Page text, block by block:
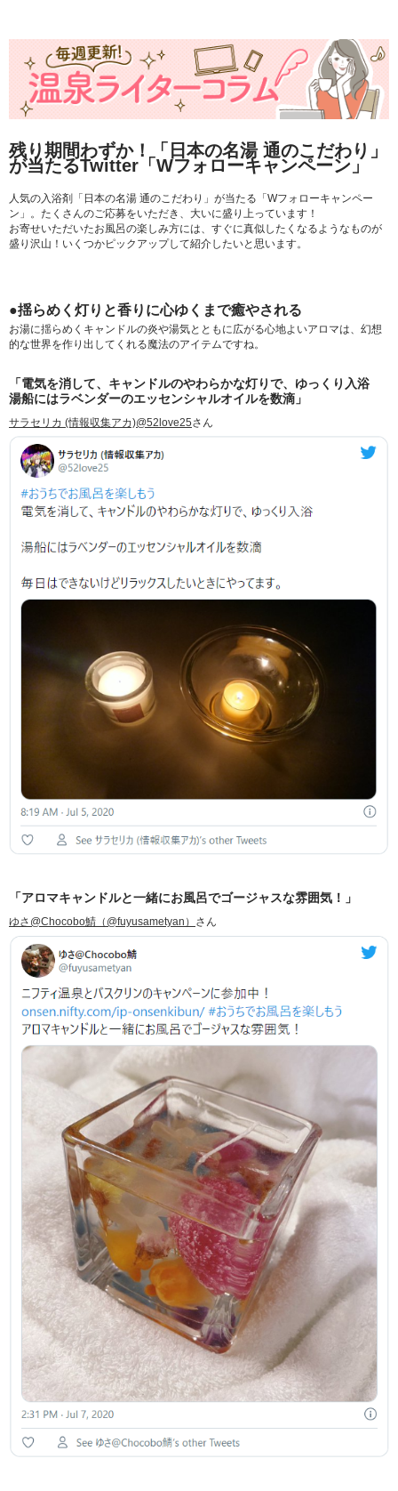
残り期間わずか！「日本の名湯 通のこだわり」
が当たるTwitter「Wフォローキャンペーン」
人気の入浴剤「日本の名湯 通のこだわり」が当たる「Wフォローキャンペー
ン」。たくさんのご応募をいただき、大いに盛り上っています！
お寄せいただいたお風呂の楽しみ方には、すぐに真似したくなるようなものが
盛り沢山！いくつかピックアップして紹介したいと思います。
●揺らめく灯りと香りに心ゆくまで癒やされる
お湯に揺らめくキャンドルの炎や湯気とともに広がる心地よいアロマは、幻想
的な世界を作り出してくれる魔法のアイテムですね。
「電気を消して、キャンドルのやわらかな灯りで、ゆっくり入浴
湯船にはラベンダーのエッセンシャルオイルを数滴」
サラセリカ (情報収集アカ)@52love25さん
「アロマキャンドルと一緒にお風呂でゴージャスな雰囲気！」
ゆさ@Chocobo鯖（@fuyusametyan） さん